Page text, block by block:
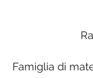
Famiglia di